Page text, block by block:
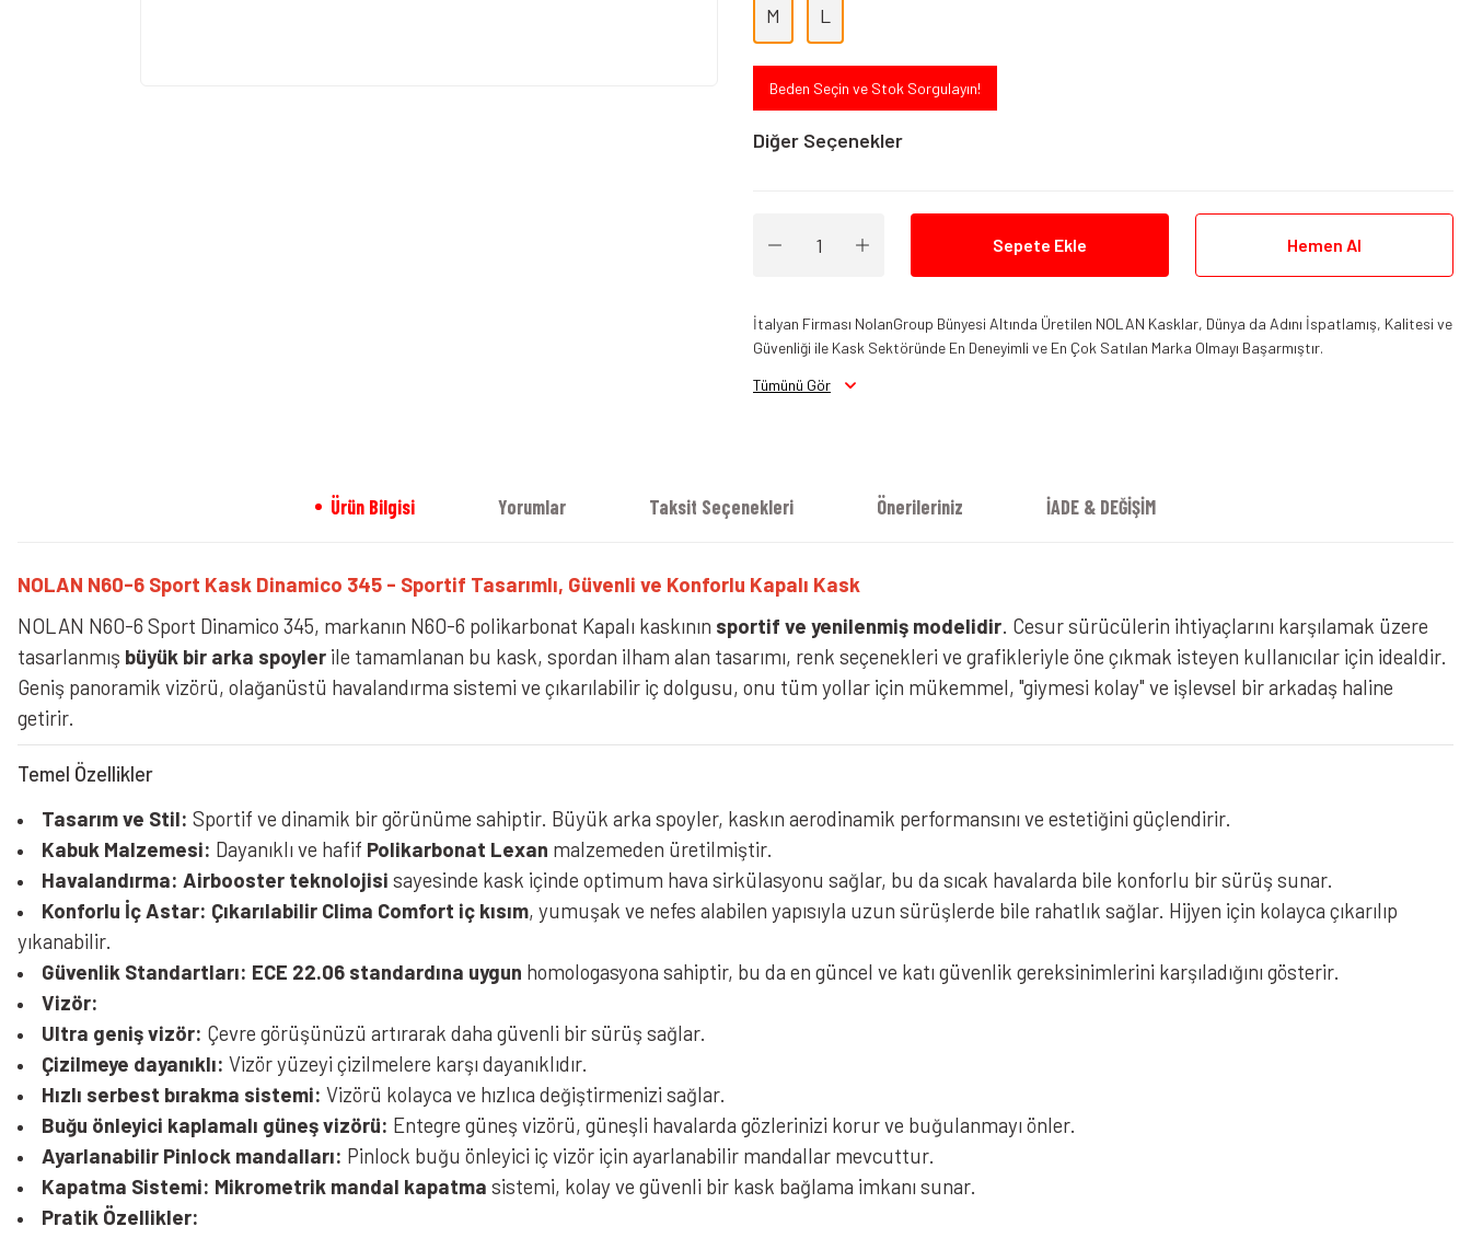
M L
Beden Seçin ve Stok Sorgulayın!
Diğer Seçenekler
NOLAN N60-6 Sport Kask Policromo 343
Sepete Ekle Hemen Al
İtalyan Firması NolanGroup Bünyesi Altında Üretilen NOLAN Kasklar, Dünya da Adını İspatlamış, Kalitesi ve
Güvenliği ile Kask Sektöründe En Deneyimli ve En Çok Satılan Marka Olmayı Başarmıştır.
Tümünü Gör
Ürün Bilgisi Yorumlar Taksit Seçenekleri Önerileriniz İADE & DEĞİŞİM
NOLAN N60-6 Sport Kask Dinamico 345 - Sportif Tasarımlı, Güvenli ve Konforlu Kapalı Kask
NOLAN N60-6 Sport Dinamico 345, markanın N60-6 polikarbonat Kapalı kaskının sportif ve yenilenmiş modelidir. Cesur sürücülerin ihtiyaçlarını karşılamak üzere
tasarlanmış büyük bir arka spoyler ile tamamlanan bu kask, spordan ilham alan tasarımı, renk seçenekleri ve grafikleriyle öne çıkmak isteyen kullanıcılar için idealdir.
Geniş panoramik vizörü, olağanüstü havalandırma sistemi ve çıkarılabilir iç dolgusu, onu tüm yollar için mükemmel, "giymesi kolay" ve işlevsel bir arkadaş haline
getirir.
Temel Özellikler
Tasarım ve Stil: Sportif ve dinamik bir görünüme sahiptir. Büyük arka spoyler, kaskın aerodinamik performansını ve estetiğini güçlendirir.
Kabuk Malzemesi: Dayanıklı ve hafif Polikarbonat Lexan malzemeden üretilmiştir.
Havalandırma: Airbooster teknolojisi sayesinde kask içinde optimum hava sirkülasyonu sağlar, bu da sıcak havalarda bile konforlu bir sürüş sunar.
Konforlu İç Astar: Çıkarılabilir Clima Comfort iç kısım, yumuşak ve nefes alabilen yapısıyla uzun sürüşlerde bile rahatlık sağlar. Hijyen için kolayca çıkarılıp
yıkanabilir.
Güvenlik Standartları: ECE 22.06 standardına uygun homologasyona sahiptir, bu da en güncel ve katı güvenlik gereksinimlerini karşıladığını gösterir.
Vizör:
Ultra geniş vizör: Çevre görüşünüzü artırarak daha güvenli bir sürüş sağlar.
Çizilmeye dayanıklı: Vizör yüzeyi çizilmelere karşı dayanıklıdır.
Hızlı serbest bırakma sistemi: Vizörü kolayca ve hızlıca değiştirmenizi sağlar.
Buğu önleyici kaplamalı güneş vizörü: Entegre güneş vizörü, güneşli havalarda gözlerinizi korur ve buğulanmayı önler.
Ayarlanabilir Pinlock mandalları: Pinlock buğu önleyici iç vizör için ayarlanabilir mandallar mevcuttur.
Kapatma Sistemi: Mikrometrik mandal kapatma sistemi, kolay ve güvenli bir kask bağlama imkanı sunar.
Pratik Özellikler: